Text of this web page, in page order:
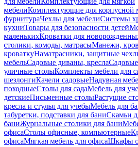
мебелиКомплектующие для корпусной
фурнитураЧехлы для мебелиСистемы
кухниТовары для безопасности детей
маленькихКроватки для
столики, комоды, матрасыМанежи,
кроваткуНаматрасники, защитные
мебельСадовые диваны, креслаСадовые
уличные столыКомплекты мебели для
шезлонгиКачели садовыеНадувная
походныеСтолы для садаМебель для
детскиеПисьменные столыРастущие
кресла и стулья для учебыМебель для
табуретки, подставки для баниСкамьи
баниЖурнальные столики для бани
офисаСтолы офисные, компьютерные
офисаМягкая мебель для офисаШкафы